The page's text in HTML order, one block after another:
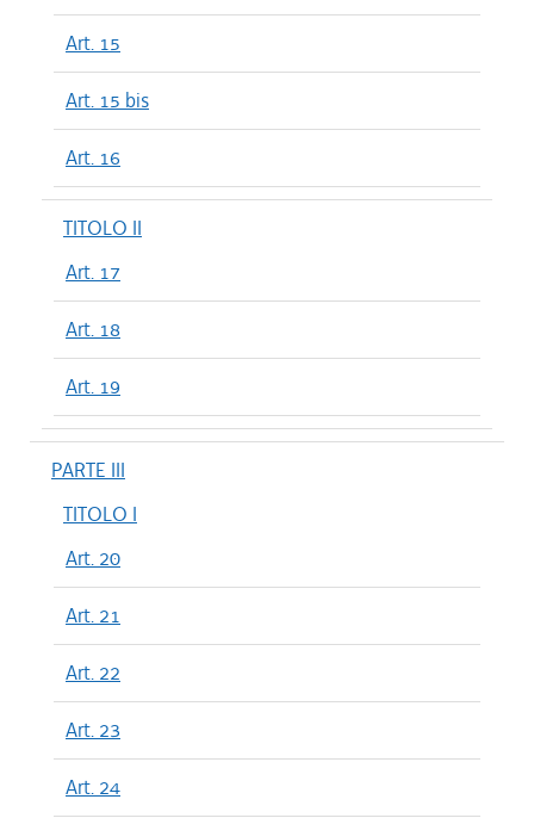
Art. 15
Art. 15 bis
Art. 16
TITOLO II
Art. 17
Art. 18
Art. 19
PARTE III
TITOLO I
Art. 20
Art. 21
Art. 22
Art. 23
Art. 24